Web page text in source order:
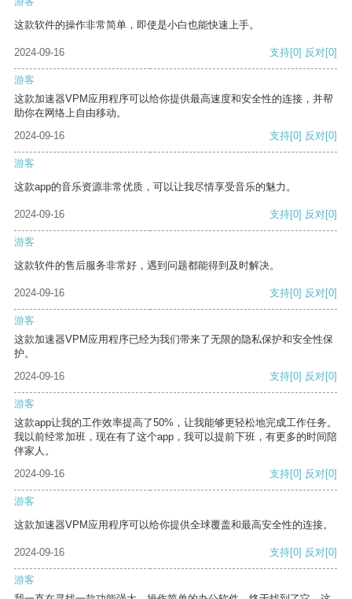
这款软件的操作非常简单，即使是小白也能快速上手。
2024-09-16 支持[0] 反对[0]
游客
这款加速器VPM应用程序可以给你提供最高速度和安全性的连接，并帮
助你在网络上自由移动。
2024-09-16
支持[0] 反对[0]
游客
这款app的音乐资源非常优质，可以让我尽情享受音乐的魅力。
2024-09-16 支持[0] 反对[0]
游客
这款软件的售后服务非常好，遇到问题都能得到及时解决。
2024-09-16 支持[0] 反对[0]
游客
这款加速器VPM应用程序已经为我们带来了无限的隐私保护和安全性保
护。
2024-09-16
支持[0] 反对[0]
游客
这款app让我的工作效率提高了50%，让我能够更轻松地完成工作任务。
我以前经常加班，现在有了这个app，我可以提前下班，有更多的时间陪
伴家人。
2024-09-16
支持[0] 反对[0]
游客
这款加速器VPM应用程序可以给你提供全球覆盖和最高安全性的连接。
2024-09-16 支持[0] 反对[0]
游客